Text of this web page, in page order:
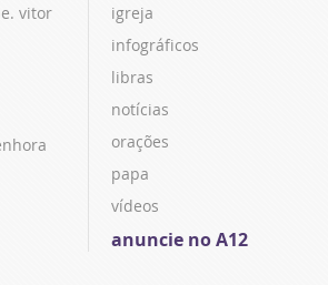
vitor
igreja
infográficos
libras
notícias
orações
papa
vídeos
anuncie no A12